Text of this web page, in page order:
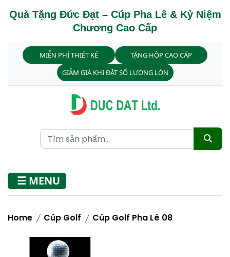
Quà Tặng Đức Đạt – Cúp Pha Lê & Kỷ Niệm
Chương Cao Cấp
MIỄN PHÍ THIẾT KẾ
TẶNG HỘP CAO CẤP
GIẢM GIÁ KHI ĐẶT SỐ LƯỢNG LỚN
☰ MENU
Home Cúp Golf Cúp Golf Pha Lê 08